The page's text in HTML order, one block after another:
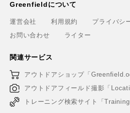
Greenfieldについて
運営会社 利用規約
プライバシ
お問い合わせ
ライター
関連サービス
アウトドアショップ「
アウトドアフィールド撮影「
トレーニング検索サイト「